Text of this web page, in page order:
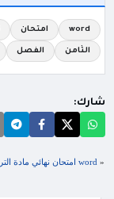
word امتحان
الثامن الفصل
شارك:
« word امتحان نهائي مادة التربية الرياضية للصف الثامن الفصل الثاني 2026 مع الاجابات